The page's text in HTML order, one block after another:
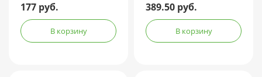
177 руб.
В корзину
389.50 руб.
В корзину